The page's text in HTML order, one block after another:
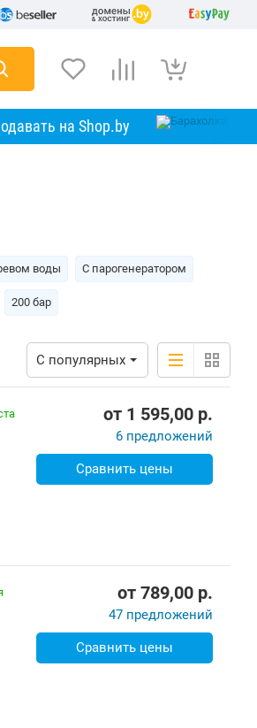
на Shop.by
воды C парогенератором
200 бар
С популярных
от 1 595,00 p.
6 предложений
Сравнить цены
от 789,00 p.
47 предложений
Сравнить цены